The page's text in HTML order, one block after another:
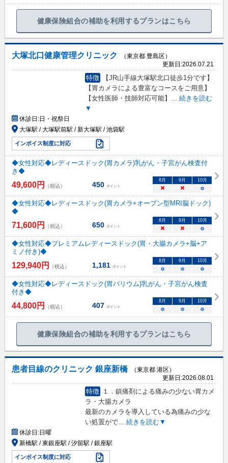
健康保険組合の補助を利用するプランはこちら
大塚北口健康管理クリニック
（東京都 豊島区）
更新日:2026.07.21
特徴
【JR山手線大塚駅北口徒歩1分です】
【胃カメラによる豊富なコースをご用意】
【女性医師・技師対応可能】 ... 続きを読む
▼
休診日:日・祝祭日
大塚駅 / 大塚駅前駅 / 新大塚駅 / 池袋駅
インボイス制度に対応
◆女性対応◆レディースドック(胃カメラ)乳がん・子宮がん検査付
き◆
49,600円 （税込） 450 ポイント
8月 9月 10月
× × ○
◆女性対応◆レディースドック(胃カメラ+オープン型MRI脳ドック)
◆
71,600円 （税込） 650 ポイント
8月 9月 10月
× × ○
◆女性対応◆プレミアムレディースドック(胃・大腸カメラ+脳+ア
ミノ付き)◆
129,940円 （税込） 1,181 ポイント
8月 9月 10月
○ ○ ○
◆女性対応◆レディースドック(胃バリウム)乳がん・子宮がん検査
付き◆
44,800円 （税込） 407 ポイント
8月 9月 10月
○ ○ ○
健康保険組合の補助を利用するプランはこちら
患者目線のクリニック 銀座新橋
（東京都 港区）
更新日:2026.08.01
特徴
１．鎮痛剤による痛みの少ない胃カメ
ラ・大腸カメラ
最新のカメラを導入している為痛みの少な
い処置がで... 続きを読む▼
休診日:日曜
新橋駅 / 東銀座駅 / 汐留駅 / 銀座駅
インボイス制度に対応